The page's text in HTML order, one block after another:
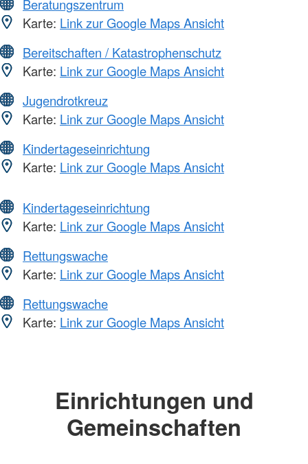
Beratungszentrum
Karte: Link zur Google Maps Ansicht
Bereitschaften / Katastrophenschutz
Karte: Link zur Google Maps Ansicht
Jugendrotkreuz
Karte: Link zur Google Maps Ansicht
Kindertageseinrichtung
Karte: Link zur Google Maps Ansicht
Kindertageseinrichtung
Karte: Link zur Google Maps Ansicht
Rettungswache
Karte: Link zur Google Maps Ansicht
Rettungswache
Karte: Link zur Google Maps Ansicht
Einrichtungen und
Gemeinschaften